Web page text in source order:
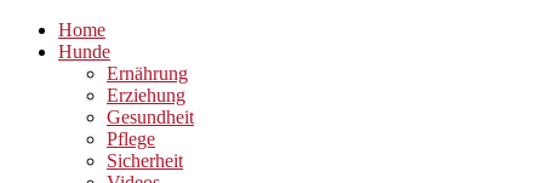
Home
Hunde
Ernährung
Erziehung
Gesundheit
Pflege
Sicherheit